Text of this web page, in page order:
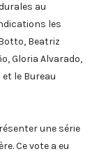
au
les
Beatriz
Gloria Alvarado,
et le Bureau
une série
Ce vote a eu